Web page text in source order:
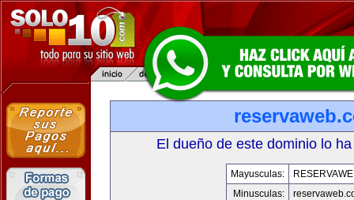
El dueño de este dominio lo
Mayusculas:
Minusculas: